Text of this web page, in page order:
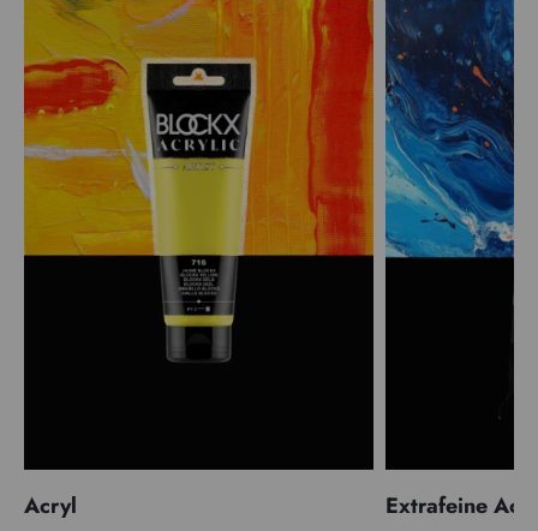
Acryl Extrafeine